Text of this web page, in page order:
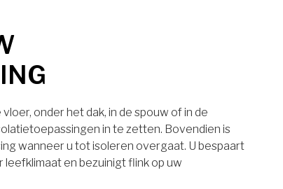
onder het dak, in de spouw of in de
in te zetten. Bovendien is
wanneer u tot isoleren overgaat. U bespaart
en bezuinigt flink op uw